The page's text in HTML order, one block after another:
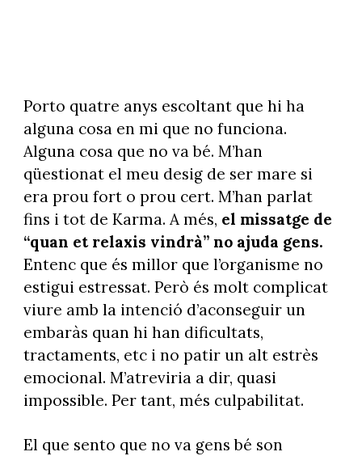
Porto quatre anys escoltant que hi ha
alguna cosa en mi que no funciona.
Alguna cosa que no va bé. M’han
qüestionat el meu desig de ser mare si
era prou fort o prou cert. M’han parlat
fins i tot de Karma. A més, el missatge de
“quan et relaxis vindrà” no ajuda gens.
Entenc que és millor que l’organisme no
estigui estressat. Però és molt complicat
viure amb la intenció d’aconseguir un
embaràs quan hi han dificultats,
tractaments, etc i no patir un alt estrès
emocional. M’atreviria a dir, quasi
impossible. Per tant, més culpabilitat.
El que sento que no va gens bé son